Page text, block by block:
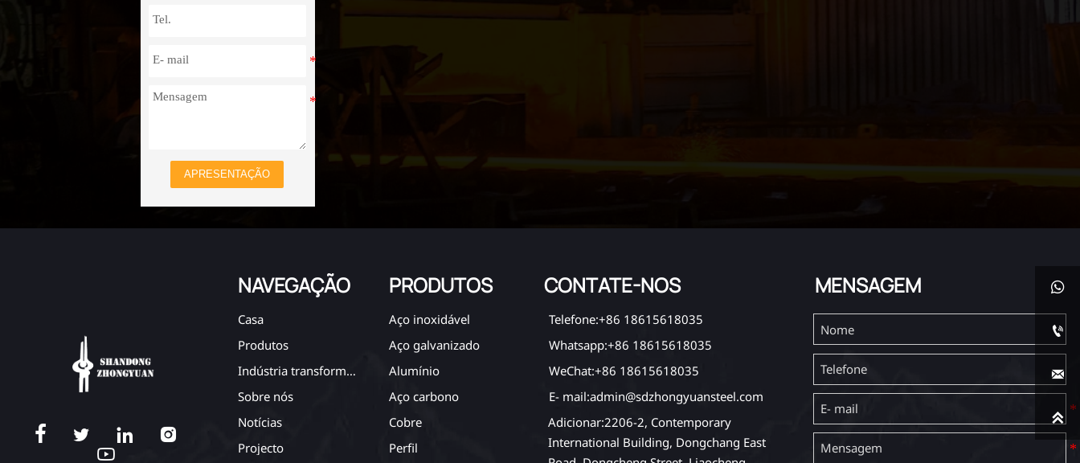
APRESENTAÇÃO
  


NAVEGAÇÃO
Casa
Produtos
Indústria transformadora
Sobre nós
Notícias
Projecto
PRODUTOS
Aço inoxidável
Aço galvanizado
Alumínio
Aço carbono
Cobre
Perfil
CONTATE-NOS
Telefone:+86 18615618035
Whatsapp:+86 18615618035
WeChat:+86 18615618035
E- mail:admin@sdzhongyuansteel.com
Adicionar:2206-2, Contemporary
International Building, Dongchang East
MENSAGEM 


